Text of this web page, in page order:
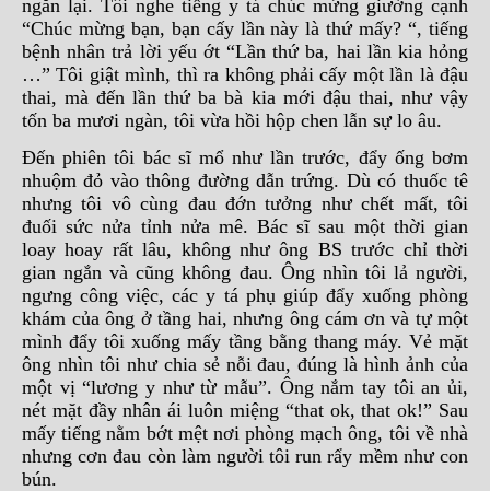
ngăn lại. Tôi nghe tiếng y tá chúc mừng giường cạnh
“Chúc mừng bạn, bạn cấy lần này là thứ mấy? “, tiếng
bệnh nhân trả lời yếu ớt “Lần thứ ba, hai lần kia hỏng
…” Tôi giật mình, thì ra không phải cấy một lần là đậu
thai, mà đến lần thứ ba bà kia mới đậu thai, như vậy
tốn ba mươi ngàn, tôi vừa hồi hộp chen lẫn sự lo âu.
Đến phiên tôi bác sĩ mổ như lần trước, đẩy ống bơm
nhuộm đỏ vào thông đường dẫn trứng. Dù có thuốc tê
nhưng tôi vô cùng đau đớn tưởng như chết mất, tôi
đuối sức nửa tỉnh nửa mê. Bác sĩ sau một thời gian
loay hoay rất lâu, không như ông BS trước chỉ thời
gian ngắn và cũng không đau. Ông nhìn tôi lả người,
ngưng công việc, các y tá phụ giúp đẩy xuống phòng
khám của ông ở tầng hai, nhưng ông cám ơn và tự một
mình đẩy tôi xuống mấy tầng bằng thang máy. Vẻ mặt
ông nhìn tôi như chia sẻ nỗi đau, đúng là hình ảnh của
một vị “lương y như từ mẫu”. Ông nắm tay tôi an ủi,
nét mặt đầy nhân ái luôn miệng “that ok, that ok!” Sau
mấy tiếng nằm bớt mệt nơi phòng mạch ông, tôi về nhà
nhưng cơn đau còn làm người tôi run rẩy mềm như con
bún.